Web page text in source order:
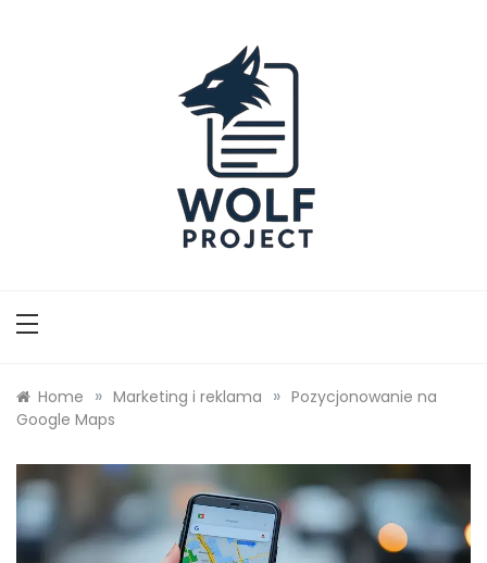
Home » Marketing i reklama » Pozycjonowanie na
Google Maps